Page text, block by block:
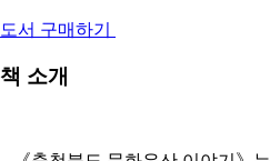
도서 구매하기
책 소개